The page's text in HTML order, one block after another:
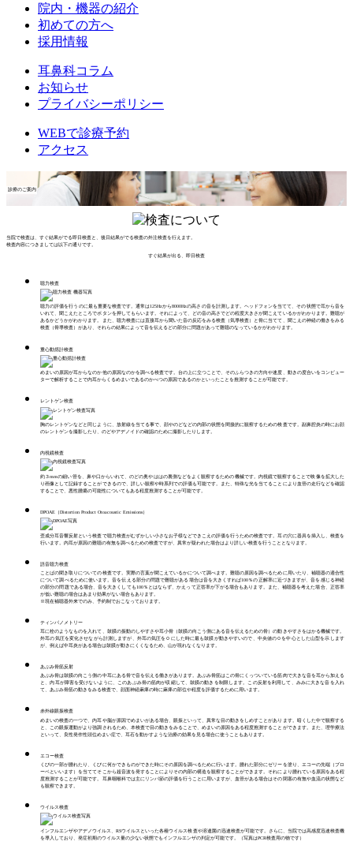
院内・機器の紹介
初めての方へ
採用情報
耳鼻科コラム
お知らせ
プライバシーポリシー
WEBで診療予約
アクセス
診療のご案内
当院で検査は、すぐ結果がでる即日検査と、後日結果がでる検査の外注検査を行えます。
検査内容につきましては以下の通りです。
すぐ結果が出る、即日検査
聴力検査
聴力の評価を行うのに最も重要な検査です。通常は125Hzから8000Hzの高さの音を計測します。ヘッドフォンを当てて、その状態で耳から音を
いれて、聞こえたところでボタンを押してもらいます。それによって、どの音の高さでどの程度大きさが聞こえているかがわかります。難聴が
あるかどうかがわかります。また、聴力検査には直接耳から聞いた音の反応をみる検査（気導検査）と骨に当てて、聞こえの神経の働きをみる
検査（骨導検査）があり、それらの結果によって音を伝えるどの部分に問題があって難聴のなっているかがわかります。
重心動揺計検査
めまいの原因が耳からなのか他の原因なのかを調べる検査です。台の上に立つことで、そのふらつきの方向や速度、動きの度合いをコンピュー
ターで解析することで内耳からくるめまいであるのかべつの原因であるのかといったことを推測することが可能です。
レントゲン検査
胸のレントゲンなどと同じように、放射線を当てる事で、顔やのどなどの内部の状態を間接的に観察するための検査です。副鼻腔炎の時にお顔
のレントゲンを撮影したり、のどやアデノイドの確認のために撮影したりします。
内視鏡検査
約３mmの細い管を、鼻や口からいれて、のどの奥やははの裏側などをよく観察するための機械です。内視鏡で観察することで映像を拡大した
り画像として記録することができるので、詳しい観察や時系列での評価も可能です。また、特殊な光を当てることにより血管の走行などを確認
することで、悪性腫瘍の可能性についてもある程度推測することが可能です。
DPOAE （Distortion Product Otoacoustic Emissions）
歪成分耳音響反射という検査で聴力検査がむずかしい小さなお子様などできこえの評価を行うための検査です。耳の穴に器具を挿入し、検査を
行います。内耳が原因の難聴の有無を調べるための検査ですが、異常が疑われた場合はより詳しい検査を行うこととなります。
語音聴力検査
ことばの聞き取りについての検査です。実際の言葉が聞こえているかについて調べます。難聴の原因を調べるために用いたり、補聴器の適合性
について調べるために使います。音を伝える部分の問題で難聴がある場合は音を大きくすれば100％の正解率に近づきますが、音を感じる神経
の部分の問題である場合、音を大きくしても100％とはならず、かえって正答率が下がる場合もあります。また、補聴器を考えた場合、正答率
が低い難聴の場合はあまり効果がない場合もあります。
※現在補聴器外来でのみ、予約制でおこなっております。
ティンパノメトリー
耳に栓のようなものを入れて、鼓膜の振動のしやすさや耳小骨（鼓膜の向こう側にある音を伝えるための骨）の動きやすさをはかる機械です。
外耳の気圧を変化させながら計測しますが、外耳の気圧を０にした時に最も鼓膜が動きやすいので、中央値の０を中心とした山型を示します
が、例えば中耳炎がある場合は鼓膜が動きにくくなるため、山が現れなくなります。
あぶみ骨筋反射
あぶみ骨は鼓膜の向こう側の中耳にある骨で音を伝える働きがあります。あぶみ骨筋はこの骨にくっついている筋肉で大きな音を耳から加える
と、内耳が障害を受けないように、このあぶみ骨の筋肉が収縮して、鼓膜の動きを制限します。この反射を利用して、みみに大きな音を入れ
て、あぶみ骨筋の動きをみる検査で、顔面神経麻痺の時に麻痺の部位や程度を評価するために用います。
赤外線眼振検査
めまいの検査の一つで、内耳や脳が原因でめまいがある場合、眼振といって、異常な目の動きをしめすことがあります。暗くした中で観察する
と、この眼振運動がより強調されるため、本検査で目の動きをみることで、めまいの原因をある程度推測することができます。また、理学療法
といって、良性発作性頭位めまい症で、耳石を動かすような治療の効果を見る場合に使うこともあります。
エコー検査
くびの一部が腫れたり、くびに何かできものができた時にその原因を調べるために行います。腫れた部分にゼリーを塗り、エコーの先端（プロ
ーベといいます）を当ててそこから超音波を発することによりその内部の構造を観察することができます。それにより腫れている原因をある程
度推測することが可能です。耳鼻咽喉科では主にリンパ節の評価を行うことに用いますが、血管がある場合はその閉塞の有無や血流の状態など
も観察できます。
ウイルス検査
インフルエンザやアデノウイルス、RSウイルスといった各種ウイルス検査や溶連菌の迅速検査が可能です。さらに、当院では高感度迅速検査機
を導入しており、発症初期のウイルス量の少ない状態でもインフルエンザの判定が可能です。（写真はPCR検査用の物です）